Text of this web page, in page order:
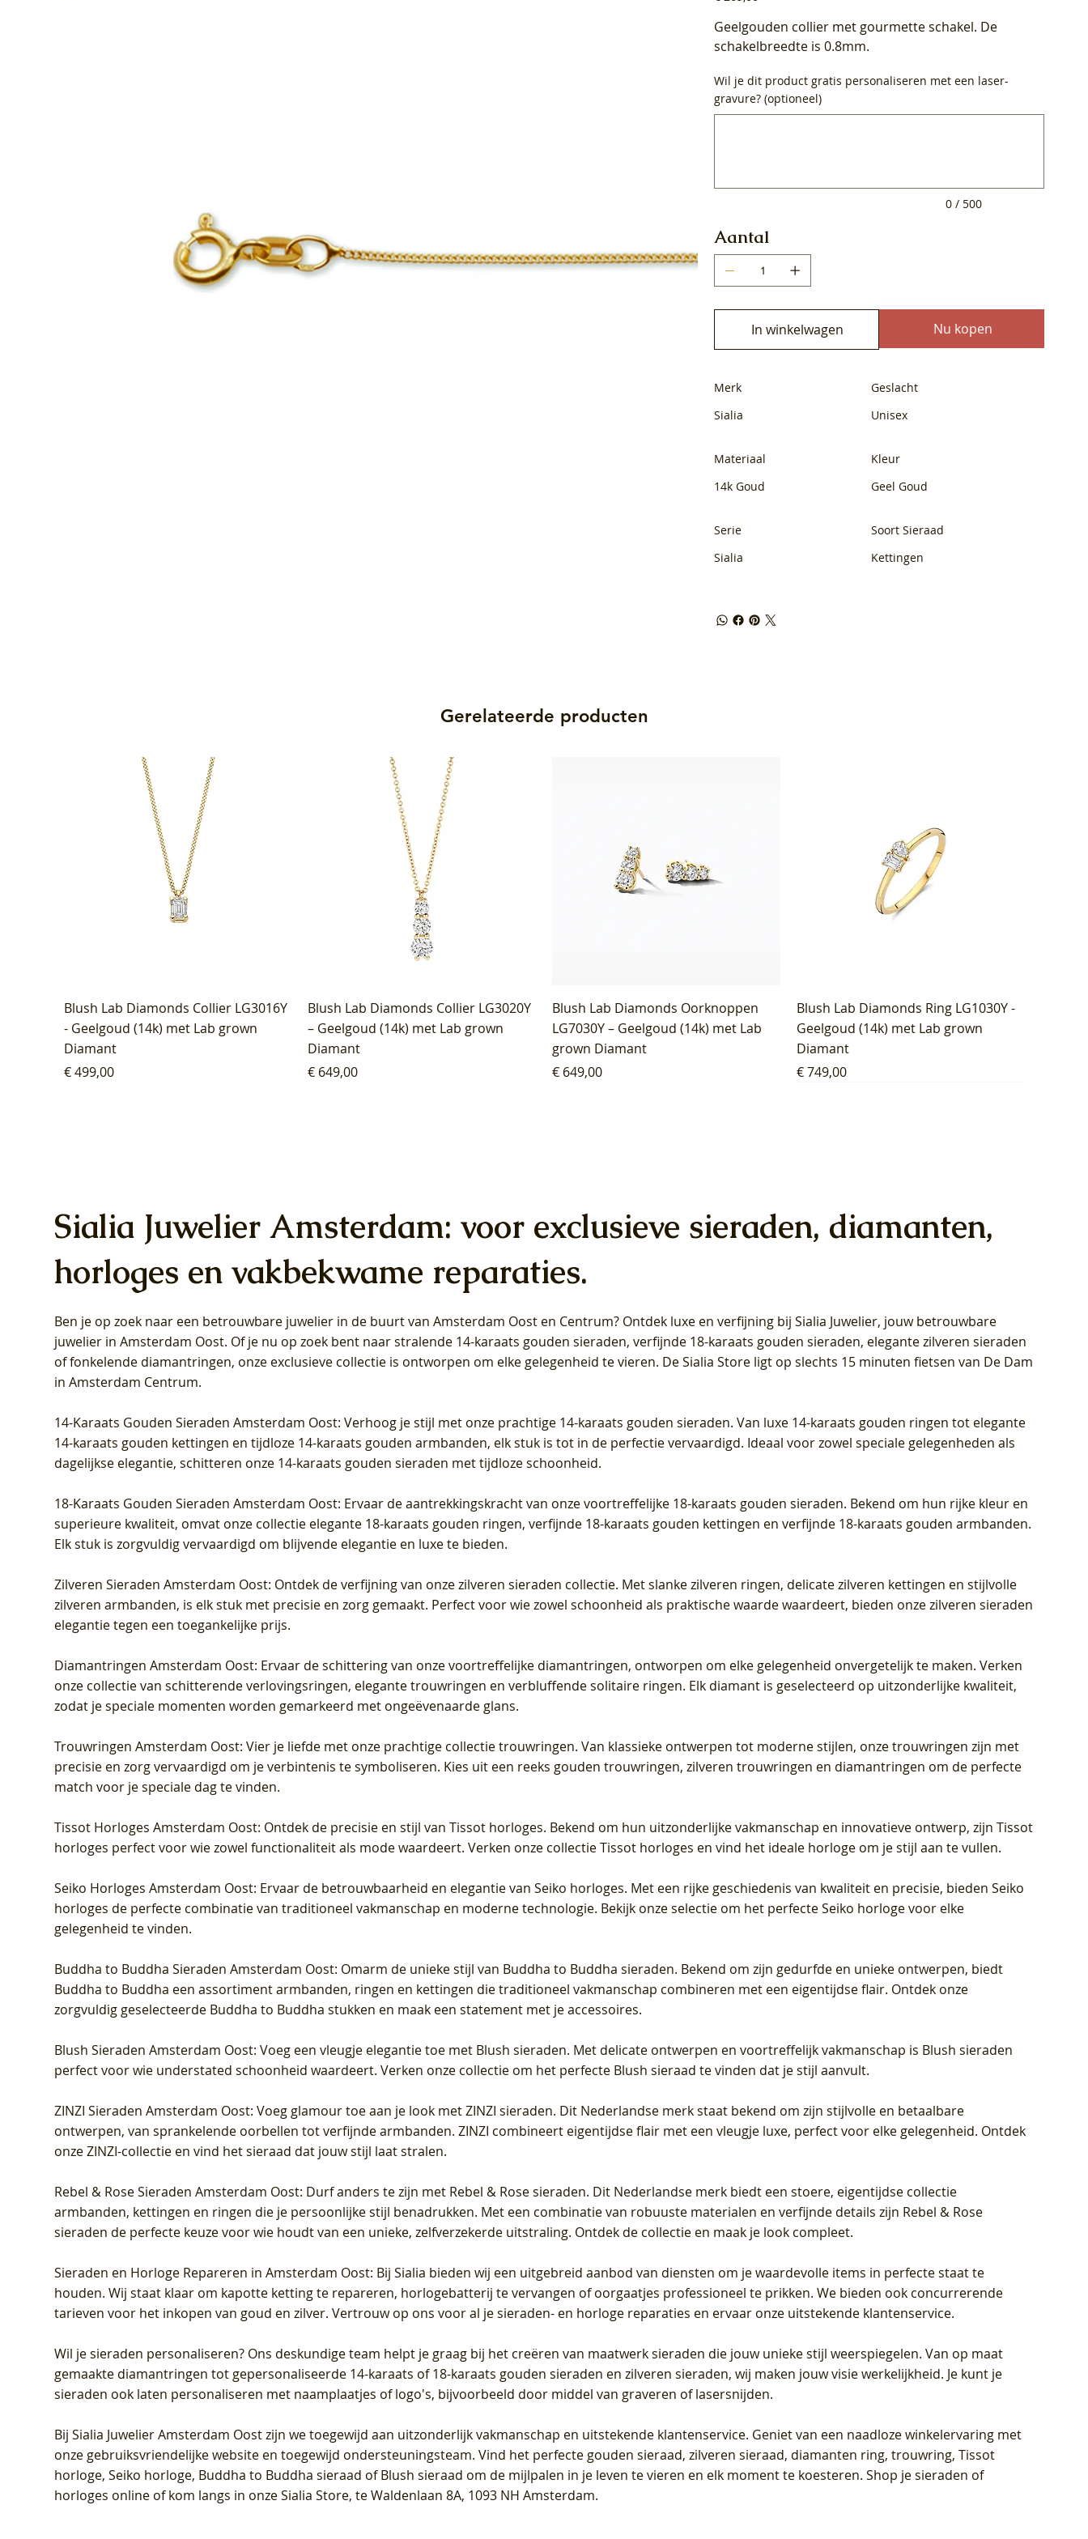
Geelgouden collier met gourmette schakel. De
schakelbreedte is 0.8mm.
Wil je dit product gratis personaliseren met een laser-
gravure? (optioneel)
0 / 500
Aantal
In winkelwagen Nu kopen
Merk
Sialia
Geslacht
Unisex
Materiaal
14k Goud
Kleur
Geel Goud
Serie
Sialia
Soort Sieraad
Kettingen
Gerelateerde producten
Blush Lab Diamonds Collier LG3016Y
- Geelgoud (14k) met Lab grown
Diamant
Prijs
€ 499,00
Blush Lab Diamonds Collier LG3020Y
– Geelgoud (14k) met Lab grown
Diamant
Prijs
€ 649,00
Blush Lab Diamonds Oorknoppen
LG7030Y – Geelgoud (14k) met Lab
grown Diamant
Prijs
€ 649,00
Blush Lab Diamonds Ring LG1030Y -
Geelgoud (14k) met Lab grown
Diamant
Prijs
€ 749,00
Blush Lab Diamonds Oorhangers
LG9006Y/S - Geelgoud (14k) met Lab
grown Diamant
Blush Lab Diamonds Oorhangers
LG9007Y/S - Geelgoud (14k) met Lab
grown Diamant
Blush Lab Diamonds Ring LG1028Y -
Geelgoud (14k) met Lab grown
Diamant
Blush Lab Diamonds Collier LG3014Y
- Geelgoud (14k) met Lab grown
Diamant
Blush Lab Diamonds Collier LG3019Y
– Geelgoud (14k) met Lab grown
Diamant
Blush Lab Diamonds Ring LG1042Y –
Geelgoud (14k) met Lab grown
Diamant
Blush Lab Diamonds Oorknoppen
LG7027Y - Geelgoud (14k) met Lab
grown Diamant
Blush Lab Diamonds Ring LG1029Y -
Geelgoud (14k) met Lab grown
Diamant
Blush Lab Diamonds Ring LG1031Y -
Geelgoud (14k) met Lab grown
Diamant
Blush Lab Diamonds Ring LG1044Y –
Geelgoud (14k) met Lab grown
Diamant
Blush Lab Diamonds Oorknoppen
LG7026Y - Geelgoud (14k) met Lab
grown Diamant
Blush Lab Diamonds Oorknoppen
LG7033Y – Geelgoud (14k) met Lab
grown Diamant
Sialia Juwelier Amsterdam: voor exclusieve sieraden, diamanten,
horloges en vakbekwame reparaties.
Ben je op zoek naar een betrouwbare juwelier in de buurt van Amsterdam Oost en Centrum? Ontdek luxe en verfijning bij Sialia Juwelier, jouw betrouwbare
juwelier in Amsterdam Oost. Of je nu op zoek bent naar stralende 14-karaats gouden sieraden, verfijnde 18-karaats gouden sieraden, elegante zilveren sieraden
of fonkelende diamantringen, onze exclusieve collectie is ontworpen om elke gelegenheid te vieren. De Sialia Store ligt op slechts 15 minuten fietsen van De Dam
in Amsterdam Centrum.
14-Karaats Gouden Sieraden Amsterdam Oost: Verhoog je stijl met onze prachtige 14-karaats gouden sieraden. Van luxe 14-karaats gouden ringen tot elegante
14-karaats gouden kettingen en tijdloze 14-karaats gouden armbanden, elk stuk is tot in de perfectie vervaardigd. Ideaal voor zowel speciale gelegenheden als
dagelijkse elegantie, schitteren onze 14-karaats gouden sieraden met tijdloze schoonheid.
18-Karaats Gouden Sieraden Amsterdam Oost: Ervaar de aantrekkingskracht van onze voortreffelijke 18-karaats gouden sieraden. Bekend om hun rijke kleur en
superieure kwaliteit, omvat onze collectie elegante 18-karaats gouden ringen, verfijnde 18-karaats gouden kettingen en verfijnde 18-karaats gouden armbanden.
Elk stuk is zorgvuldig vervaardigd om blijvende elegantie en luxe te bieden.
Zilveren Sieraden Amsterdam Oost: Ontdek de verfijning van onze zilveren sieraden collectie. Met slanke zilveren ringen, delicate zilveren kettingen en stijlvolle
zilveren armbanden, is elk stuk met precisie en zorg gemaakt. Perfect voor wie zowel schoonheid als praktische waarde waardeert, bieden onze zilveren sieraden
elegantie tegen een toegankelijke prijs.
Diamantringen Amsterdam Oost: Ervaar de schittering van onze voortreffelijke diamantringen, ontworpen om elke gelegenheid onvergetelijk te maken. Verken
onze collectie van schitterende verlovingsringen, elegante trouwringen en verbluffende solitaire ringen. Elk diamant is geselecteerd op uitzonderlijke kwaliteit,
zodat je speciale momenten worden gemarkeerd met ongeëvenaarde glans.
Trouwringen Amsterdam Oost: Vier je liefde met onze prachtige collectie trouwringen. Van klassieke ontwerpen tot moderne stijlen, onze trouwringen zijn met
precisie en zorg vervaardigd om je verbintenis te symboliseren. Kies uit een reeks gouden trouwringen, zilveren trouwringen en diamantringen om de perfecte
match voor je speciale dag te vinden.
Tissot Horloges Amsterdam Oost: Ontdek de precisie en stijl van Tissot horloges. Bekend om hun uitzonderlijke vakmanschap en innovatieve ontwerp, zijn Tissot
horloges perfect voor wie zowel functionaliteit als mode waardeert. Verken onze collectie Tissot horloges en vind het ideale horloge om je stijl aan te vullen.
Seiko Horloges Amsterdam Oost: Ervaar de betrouwbaarheid en elegantie van Seiko horloges. Met een rijke geschiedenis van kwaliteit en precisie, bieden Seiko
horloges de perfecte combinatie van traditioneel vakmanschap en moderne technologie. Bekijk onze selectie om het perfecte Seiko horloge voor elke
gelegenheid te vinden.
Buddha to Buddha Sieraden Amsterdam Oost: Omarm de unieke stijl van Buddha to Buddha sieraden. Bekend om zijn gedurfde en unieke ontwerpen, biedt
Buddha to Buddha een assortiment armbanden, ringen en kettingen die traditioneel vakmanschap combineren met een eigentijdse flair. Ontdek onze
zorgvuldig geselecteerde Buddha to Buddha stukken en maak een statement met je accessoires.
Blush Sieraden Amsterdam Oost: Voeg een vleugje elegantie toe met Blush sieraden. Met delicate ontwerpen en voortreffelijk vakmanschap is Blush sieraden
perfect voor wie understated schoonheid waardeert. Verken onze collectie om het perfecte Blush sieraad te vinden dat je stijl aanvult.
ZINZI Sieraden Amsterdam Oost: Voeg glamour toe aan je look met ZINZI sieraden. Dit Nederlandse merk staat bekend om zijn stijlvolle en betaalbare
ontwerpen, van sprankelende oorbellen tot verfijnde armbanden. ZINZI combineert eigentijdse flair met een vleugje luxe, perfect voor elke gelegenheid. Ontdek
onze ZINZI-collectie en vind het sieraad dat jouw stijl laat stralen.
Rebel & Rose Sieraden Amsterdam Oost: Durf anders te zijn met Rebel & Rose sieraden. Dit Nederlandse merk biedt een stoere, eigentijdse collectie
armbanden, kettingen en ringen die je persoonlijke stijl benadrukken. Met een combinatie van robuuste materialen en verfijnde details zijn Rebel & Rose
sieraden de perfecte keuze voor wie houdt van een unieke, zelfverzekerde uitstraling. Ontdek de collectie en maak je look compleet.
Sieraden en Horloge Repareren in Amsterdam Oost: Bij Sialia bieden wij een uitgebreid aanbod van diensten om je waardevolle items in perfecte staat te
houden. Wij staat klaar om kapotte ketting te repareren, horlogebatterij te vervangen of oorgaatjes professioneel te prikken. We bieden ook concurrerende
tarieven voor het inkopen van goud en zilver. Vertrouw op ons voor al je sieraden- en horloge reparaties en ervaar onze uitstekende klantenservice.
Wil je sieraden personaliseren? Ons deskundige team helpt je graag bij het creëren van maatwerk sieraden die jouw unieke stijl weerspiegelen. Van op maat
gemaakte diamantringen tot gepersonaliseerde 14-karaats of 18-karaats gouden sieraden en zilveren sieraden, wij maken jouw visie werkelijkheid. Je kunt je
sieraden ook laten personaliseren met naamplaatjes of logo's, bijvoorbeeld door middel van graveren of lasersnijden.
BijSialia Juwelier Amsterdam Oostzijn we toegewijd aan uitzonderlijk vakmanschap en uitstekende klantenservice. Geniet van een naadloze winkelervaring met
onze gebruiksvriendelijke website en toegewijd ondersteuningsteam. Vind het perfecte gouden sieraad, zilveren sieraad, diamanten ring, trouwring, Tissot
horloge, Seiko horloge, Buddha to Buddha sieraad of Blush sieraad om de mijlpalen in je leven te vieren en elk moment te koesteren. Shop je sieraden of
horloges online of kom langs in onze Sialia Store, te Waldenlaan 8A, 1093 NH Amsterdam.